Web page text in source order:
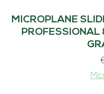
MICROPLANE
PROFESSIONAL